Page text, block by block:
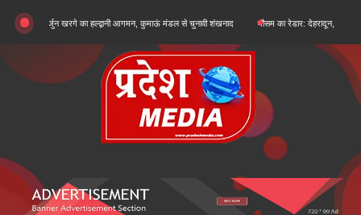
content
खरगे का हल्द्वानी आगमन, कुमाऊं मंडल से चुनावी शंखनाद मौसम का रेडार: देहरादून, चमोली और